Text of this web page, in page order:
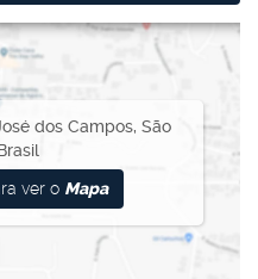
dos Campos,São
ver o Mapa